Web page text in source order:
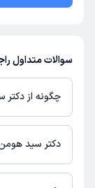
سوالات متداول
چگونه از
در صورتی کهدکتر
پلتفرم دکترتو
آدرس مطب، شماره
سایر اطلاعات
دکتر سید
دکتر سید هومن